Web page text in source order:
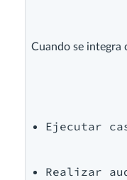
Cuando se integra
Ejecutar
Realizar